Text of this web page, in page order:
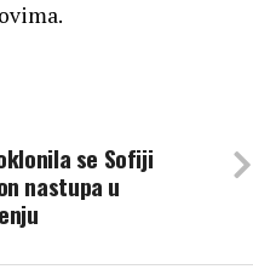
se Sofiji
nastupa u